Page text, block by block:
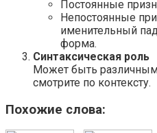
Постоянные
Непостоянные
именительный
форма.
Синтаксическая роль
Может быть
смотрите по контексту.
Похожие слова: